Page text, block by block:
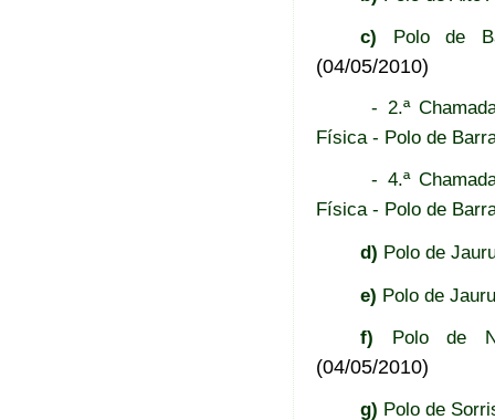
c) Polo de
(04/05/2010)
- 2.ª
Física - Polo de
- 4.ª
Física - Polo de
d) Polo de
e) Polo de
f) Polo de
(04/05/2010)
g) Polo de